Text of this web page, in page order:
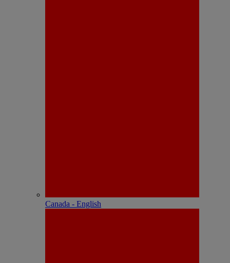
Canada - English